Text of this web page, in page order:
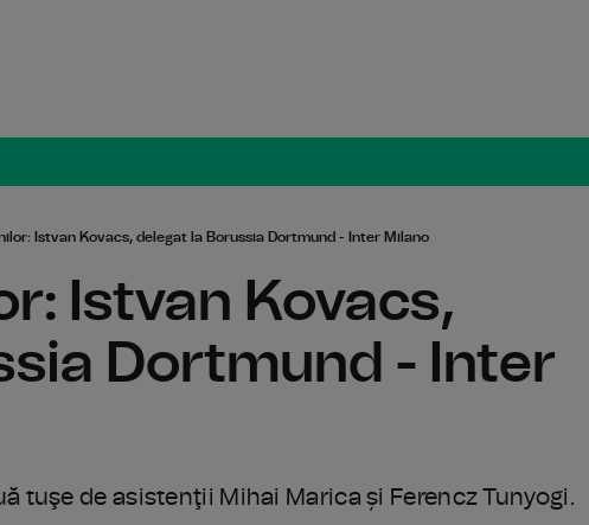
Istvan Kovacs, delegat la Borussia Dortmund - Inter Milano
Istvan Kovacs,
Dortmund - Inter
tuşe de asistenţii Mihai Marica și Ferencz Tunyogi.